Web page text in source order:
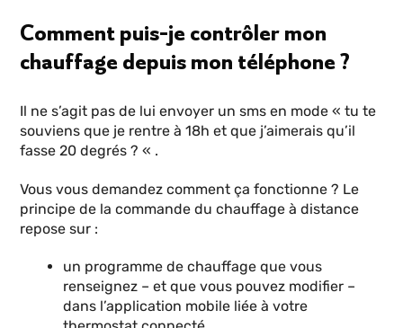
Comment puis-je contrôler mon
chauffage depuis mon téléphone ?
Il ne s’agit pas de lui envoyer un sms en mode « tu te
souviens que je rentre à 18h et que j’aimerais qu’il
fasse 20 degrés ? « .
Vous vous demandez comment ça fonctionne ? Le
principe de la commande du chauffage à distance
repose sur :
un programme de chauffage que vous
renseignez – et que vous pouvez modifier –
dans l’application mobile liée à votre